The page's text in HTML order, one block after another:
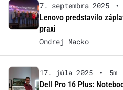
7. septembra 2025 •
Lenovo predstavilo
praxi
Ondrej Macko
17. júla 2025 •
5m
Dell Pro 16 Plus: